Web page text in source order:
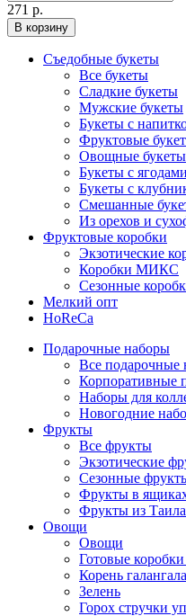
271 р.
В корзину
Съедобные букеты
Все букеты
Сладкие букеты
Мужские букеты
Букеты с
Фруктовые
Овощные букеты
Букеты с ягодами
Букеты с
Смешанные
Из орехов и
Фруктовые коробки
Экзотические
Коробки МИКС
Сезонные
Мелкий опт
HoReCa
Подарочные наборы
Все подарочные
Корпоративные
Наборы для
Новогодние
Фрукты
Все фрукты
Экзотические
Сезонные
Фрукты в
Фрукты из
Овощи
Овощи
Готовые
Корень галангала
Зелень
Горох стручки